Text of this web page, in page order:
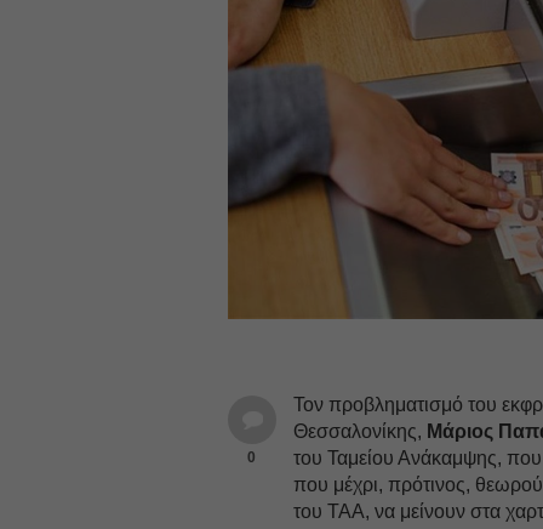
0
Τον προβληματισμό του
Θεσσαλονίκης, Μάριος
του Ταμείου Ανάκαμψης, που
που μέχρι, πρότινος,
του ΤΑΑ, να μείνουν στα